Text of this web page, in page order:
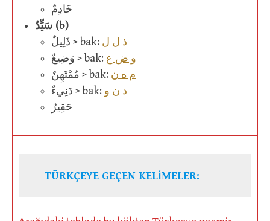
خَادِمٌ
سَيِّدٌ (b)
ذَلِيلٌ > bak: ذ ل ل
وَضِيعٌ > bak: و ض ع
مُمْتَهِنٌ > bak: م ه ن
دَنِيءٌ > bak: د ن و
حَقِيرٌ
TÜRKÇEYE GEÇEN KELİMELER: